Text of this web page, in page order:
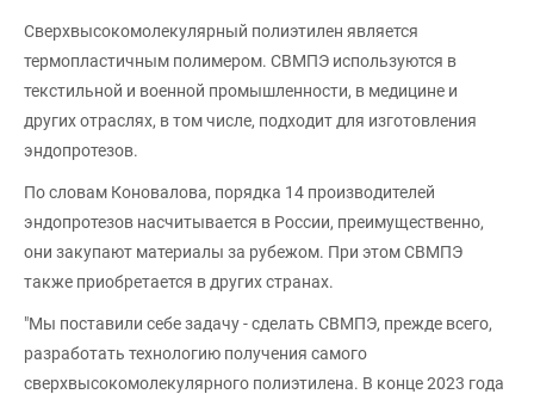
Сверхвысокомолекулярный полиэтилен является
термопластичным полимером. СВМПЭ используются в
текстильной и военной промышленности, в медицине и
других отраслях, в том числе, подходит для изготовления
эндопротезов.
По словам Коновалова, порядка 14 производителей
эндопротезов насчитывается в России, преимущественно,
они закупают материалы за рубежом. При этом СВМПЭ
также приобретается в других странах.
"Мы поставили себе задачу - сделать СВМПЭ, прежде всего,
разработать технологию получения самого
сверхвысокомолекулярного полиэтилена. В конце 2023 года